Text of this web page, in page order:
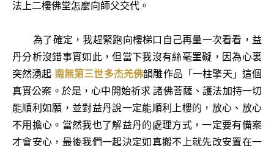
法上二樓佛堂怎麼向師父交代。
為了確定，我趕緊跑向樓梯口自己再量一次看看，益
丹分析沒錯事實如此，但當下我沒有絲毫罣礙，因為心裏
突然湧起 南無第三世多杰羌佛韻雕作品「一柱擎天」這個
真實公案。於是，心中開始祈求 諸佛菩薩、護法加持一切
能順利如願，並對益丹說一定能順利上樓的，放心、放心
不用擔心。當然我也了解益丹的處理方式，一定要有備案
才會安心，最後我們一起決定如真搬不上就先改安置在一